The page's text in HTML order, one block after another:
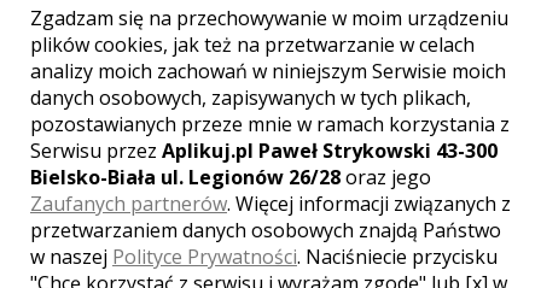
Ocena:0,00 / 5
(0 opinii)
Poleceń: 14
Naturalna Fotografia
Zobacz więcej
Zgadzam się na przechowywanie w moim urządzeniu
plików cookies, jak też na przetwarzanie w celach
analizy moich zachowań w niniejszym Serwisie moich
danych osobowych, zapisywanych w tych plikach,
pozostawianych przeze mnie w ramach korzystania z
Serwisu przez Aplikuj.pl Paweł Strykowski 43-300
Bielsko-Biała ul. Legionów 26/28oraz jego
Zaufanych partnerów. Więcej informacji związanych z
przetwarzaniem danych osobowych znajdą Państwo
w naszej Polityce Prywatności. Naciśniecie przycisku